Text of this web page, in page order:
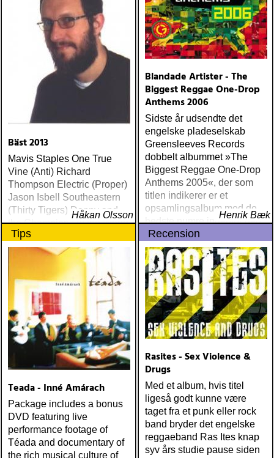
Bäst 2013
Mavis Staples One True
Vine (Anti) Richard
Thompson Electric (Proper)
Jason Isbell Southeastern
(Thirty Tigers) Danny and
the Champions of the World
Stay True (Loose) Slow Fox
Just Like the Birds (Rootsy)
Steve Earle The Low
Highway (New West) Bob
Dylan Another Self Portrait
(Columbia) Halden Electric
Women (Rootsy) Rokia
Traoré Beautiful Africa
(Nonesuch) Sam Baker Say
Grace (Sam Baker Music)
Guy Clark My Favorite
Richard Lindgren Driftwood
(Rootsy) Chip Taylor Block
Out The Sirens Of This
Lonely World (Trainwreck)
Nick Cave & The Bad
Seeds Push The Sky Away
Håkan Olsson
Blandade Artister - The
Biggest Reggae One-Drop
Anthems 2006
Sidste år udsendte det
engelske pladeselskab
Greensleeves Records
dobbelt albummet »The
Biggest Reggae One-Drop
Anthems 2005«, der som
titlen indikerer er et
opsamlingsalbum med de
bedste numre indenfor den
populære reggaestil kaldet
one-drop
Henrik Bæk
Tips
Teada - Inné Amárach
Package includes a bonus
DVD featuring live
performance footage of
Téada and documentary of
the rich musical culture of
Recension
Rasites - Sex Violence &
Drugs
Med et album, hvis titel
ligeså godt kunne være
taget fra et punk eller rock
band bryder det engelske
reggaeband Ras Ites knap
syv års studie pause siden